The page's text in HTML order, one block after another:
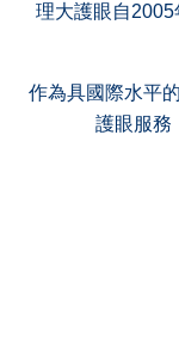
理大護眼自
作為具國際水平
護眼服務